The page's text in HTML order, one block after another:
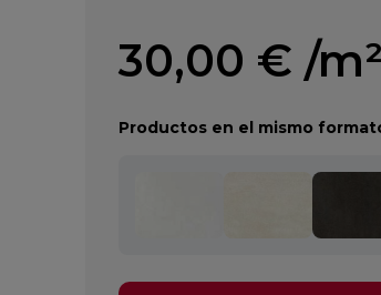
30,00 € /m²
Productos en el mismo